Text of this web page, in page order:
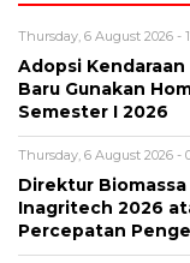
Thursday, 6 August 2026 -
Adopsi
Baru Gunakan
Semester I 2026
Thursday, 6 August 2026 -
Direktur Biomassa
Inagritech 2026
Percepatan